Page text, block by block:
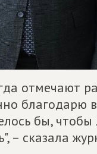
отмечают
благодарю
бы,
– сказала